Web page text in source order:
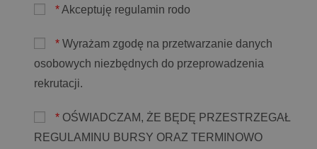
*Akceptuję regulamin rodo
* Wyrażam zgodę na przetwarzanie danych
osobowych niezbędnych do przeprowadzenia
rekrutacji.
* OŚWIADCZAM, ŻE BĘDĘ PRZESTRZEGAŁ
REGULAMINU BURSY ORAZ TERMINOWO